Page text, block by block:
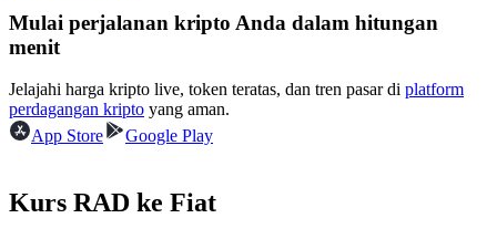
Mulai perjalanan kripto Anda dalam hitungan
menit
Jelajahi harga kripto live, token teratas, dan tren pasar di platform
perdagangan kripto yang aman.
App Store
Google Play
Kurs RAD ke Fiat